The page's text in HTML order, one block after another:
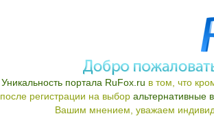
Уникальность портала RuFox.ru в том, что
после регистрации на выбор альтернативные
Вашим мнением, уважаем